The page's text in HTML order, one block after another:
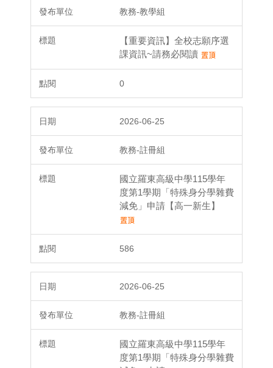
教務-教學組
【重要資訊】全校志願序選
課資訊~請務必閱讀
0
2026-06-25
教務-註冊組
國立羅東高級中學115學年
度第1學期「特殊身分學雜費
減免」申請【高一新生】
586
2026-06-25
教務-註冊組
國立羅東高級中學115學年
度第1學期「特殊身分學雜費